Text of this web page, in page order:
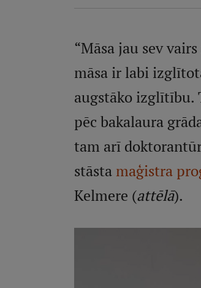
“Māsa jau sev
māsa ir labi
augstāko izglītību.
pēc bakalaura
tam arī
stāsta maģistra
Kelmere (attēlā).